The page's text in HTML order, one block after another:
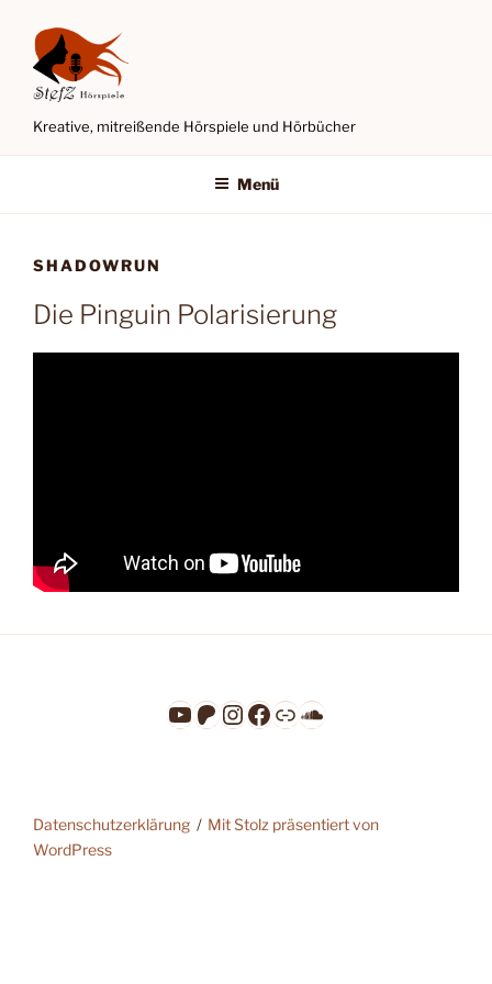
Inhalt
springen
Kreative, mitreißende Hörspiele und Hörbücher
Menü
SHADOWRUN
Die Pinguin Polarisierung
YouTube
Patreon
Instagram
Facebook
LinkSoundCloud
Datenschutzerklärung
Mit Stolz präsentiert von
WordPress